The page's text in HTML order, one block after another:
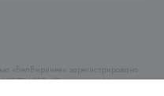
«БелВиринея» зарегистрировано
Юр.адрес: г. Минск, ул.